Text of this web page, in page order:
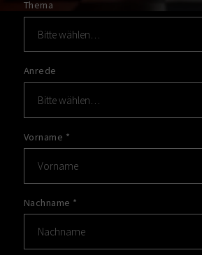
Thema
Anrede
Vorname *
Nachname *